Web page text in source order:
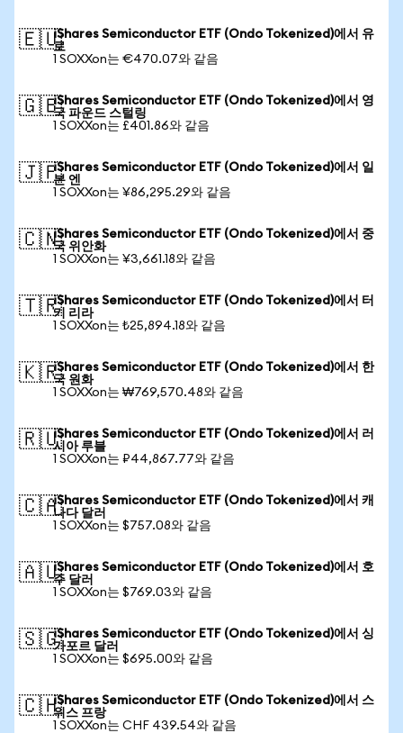
🇪🇺iShares Semiconductor ETF (Ondo Tokenized)에서 유
로
1 SOXXon는 €470.07와 같음
🇬🇧iShares Semiconductor ETF (Ondo Tokenized)에서 영
국 파운드 스털링
1 SOXXon는 £401.86와 같음
🇯🇵iShares Semiconductor ETF (Ondo Tokenized)에서 일
본 엔
1 SOXXon는 ¥86,295.29와 같음
🇨🇳iShares Semiconductor ETF (Ondo Tokenized)에서 중
국 위안화
1 SOXXon는 ¥3,661.18와 같음
🇹🇷iShares Semiconductor ETF (Ondo Tokenized)에서 터
키 리라
1 SOXXon는 ₺25,894.18와 같음
🇰🇷iShares Semiconductor ETF (Ondo Tokenized)에서 한
국 원화
1 SOXXon는 ₩769,570.48와 같음
🇷🇺iShares Semiconductor ETF (Ondo Tokenized)에서 러
시아 루블
1 SOXXon는 ₽44,867.77와 같음
🇨🇦iShares Semiconductor ETF (Ondo Tokenized)에서 캐
나다 달러
1 SOXXon는 $757.08와 같음
🇦🇺iShares Semiconductor ETF (Ondo Tokenized)에서 호
주 달러
1 SOXXon는 $769.03와 같음
🇸🇬iShares Semiconductor ETF (Ondo Tokenized)에서 싱
가포르 달러
1 SOXXon는 $695.00와 같음
🇨🇭iShares Semiconductor ETF (Ondo Tokenized)에서 스
위스 프랑
1 SOXXon는 CHF 439.54와 같음